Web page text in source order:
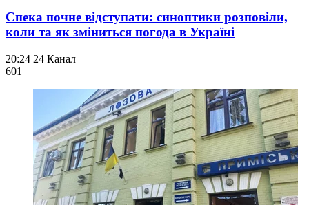
Спека почне відступати: синоптики розповіли,
коли та як зміниться погода в Україні
20:24 24 Канал
601